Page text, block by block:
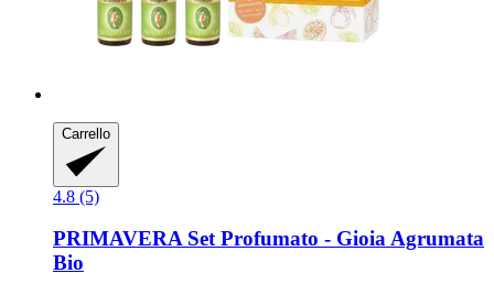
Carrello
4.8 (5)
PRIMAVERASet Profumato -​ Gioia Agrumata
Bio